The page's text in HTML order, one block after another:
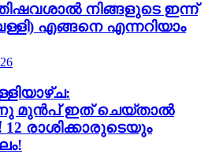
നിങ്ങളുടെ ഇന്ന്‌
എങ്ങനെ എന്നറിയാം
മുൻപ് ഇത് ചെയ്താൽ
12 രാശിക്കാരുടെയും